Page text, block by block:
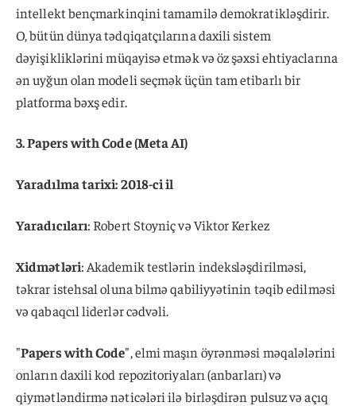
intellekt bençmarkinqini tamamilə demokratikləşdirir.
O, bütün dünya tədqiqatçılarına daxili sistem
dəyişikliklərini müqayisə etmək və öz şəxsi ehtiyaclarına
ən uyğun olan modeli seçmək üçün tam etibarlı bir
platforma bəxş edir.
3. Papers with Code (Meta AI)
Yaradılma tarixi: 2018-ci il
Yaradıcıları: Robert Stoyniç və Viktor Kerkez
Xidmətləri: Akademik testlərin indeksləşdirilməsi,
təkrar istehsal oluna bilmə qabiliyyətinin təqib edilməsi
və qabaqcıl liderlər cədvəli.
"Papers with Code", elmi maşın öyrənməsi məqalələrini
onların daxili kod repozitoriyaları (anbarları) və
qiymətləndirmə nəticələri ilə birləşdirən pulsuz və açıq